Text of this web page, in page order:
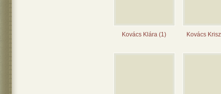
Kovács Klára (1) Kovács